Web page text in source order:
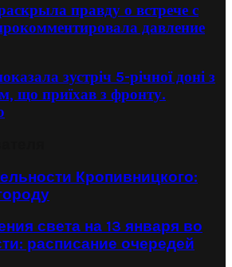
правду о встрече с
давление
зустріч 5-річної доні з
що приїхав з фронту.
Кропивницкого:
света на 13 января во
расписание очередей